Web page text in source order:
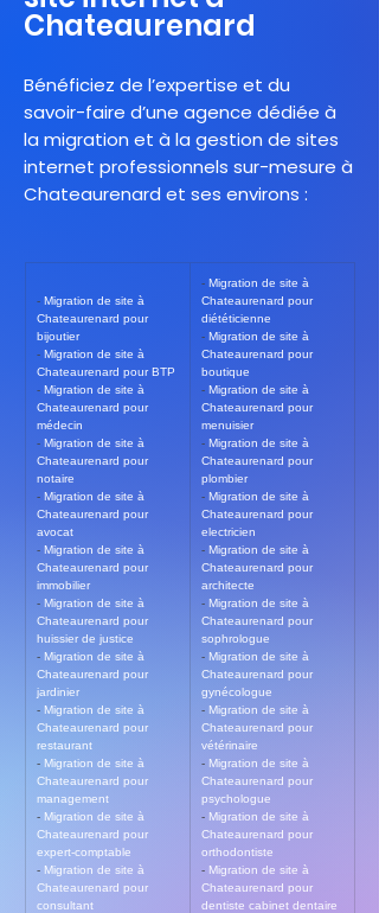
Chateaurenard
Bénéficiez de l’expertise et du
savoir-faire d’une agence dédiée à
la migration et à la gestion de sites
internet professionnels sur-mesure à
Chateaurenard et ses environs :
- Migration de site à
Chateaurenard pour
bijoutier
- Migration de site à
Chateaurenard pour BTP
- Migration de site à
Chateaurenard pour
médecin
- Migration de site à
Chateaurenard pour
notaire
- Migration de site à
Chateaurenard pour
avocat
- Migration de site à
Chateaurenard pour
immobilier
- Migration de site à
Chateaurenard pour
huissier de justice
- Migration de site à
Chateaurenard pour
jardinier
- Migration de site à
Chateaurenard pour
restaurant
- Migration de site à
Chateaurenard pour
management
- Migration de site à
Chateaurenard pour
expert-comptable
- Migration de site à
Chateaurenard pour
consultant
- Migration de site à
Chateaurenard pour
diététicienne
- Migration de site à
Chateaurenard pour
boutique
- Migration de site à
Chateaurenard pour
menuisier
- Migration de site à
Chateaurenard pour
plombier
- Migration de site à
Chateaurenard pour
electricien
- Migration de site à
Chateaurenard pour
architecte
- Migration de site à
Chateaurenard pour
sophrologue
- Migration de site à
Chateaurenard pour
gynécologue
- Migration de site à
Chateaurenard pour
vétérinaire
- Migration de site à
Chateaurenard pour
psychologue
- Migration de site à
Chateaurenard pour
orthodontiste
- Migration de site à
Chateaurenard pour
dentiste cabinet dentaire